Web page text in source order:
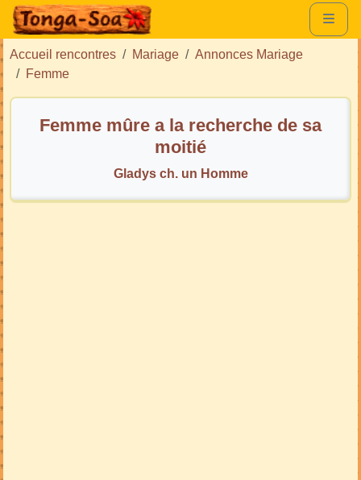
Accueil rencontres Mariage
Annonces Mariage
Femme
Femme mûre a la recherche de sa
moitié
Gladys ch. un Homme